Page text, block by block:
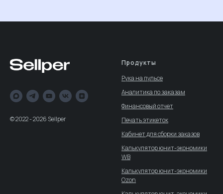
© 2022 - 2026 Sellper
Продукты
Рука на пульсе
Аналитика по заказам
Финансовый отчет
Печать этикеток
Кабинет для сборки заказов
Калькулятор юнит-экономики
WB
Калькулятор юнит-экономики
Ozon